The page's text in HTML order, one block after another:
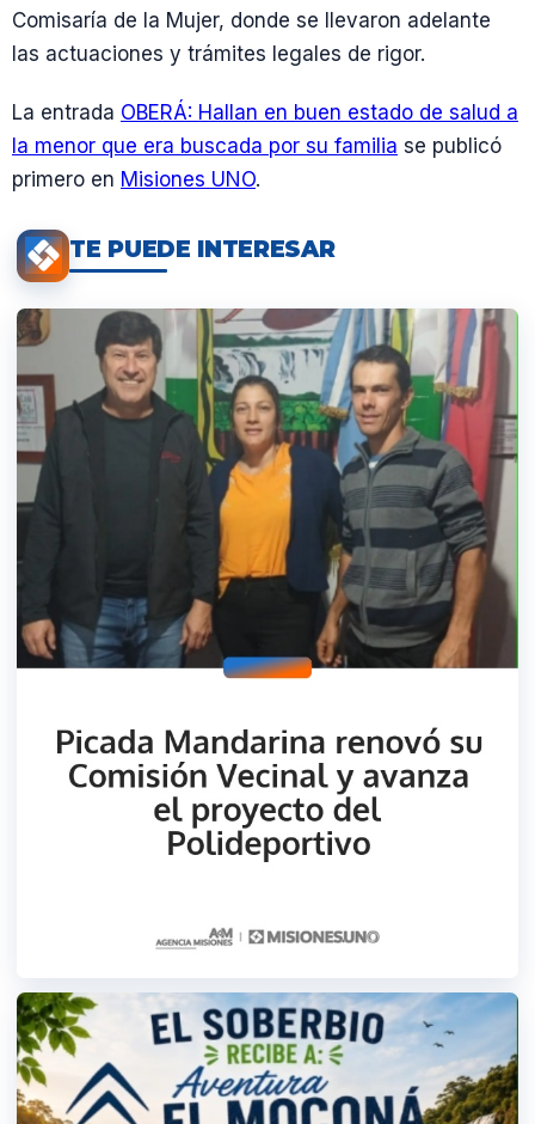
Comisaría de la Mujer, donde se llevaron adelante
las actuaciones y trámites legales de rigor.
La entrada OBERÁ: Hallan en buen estado de salud a
la menor que era buscada por su familia se publicó
primero en Misiones UNO.
TE PUEDE INTERESAR